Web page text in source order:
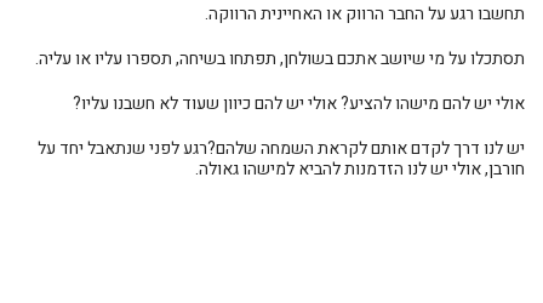
תחשבו רגע על החבר הרווק או האחיינית הרווקה.
תסתכלו על מי שיושב אתכם בשולחן, תפתחו בשיחה, תספרו עליו או עליה.
אולי יש להם מישהו להציע? אולי יש להם כיוון שעוד לא חשבנו עליו?
יש לנו דרך לקדם אותם לקראת השמחה שלהם?רגע לפני שנתאבל יחד על
חורבן, אולי יש לנו הזדמנות להביא למישהו גאולה.